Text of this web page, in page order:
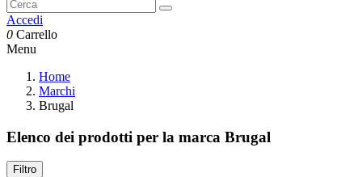
Accedi
0 Carrello
Menu
Home
Marchi
Brugal
Elenco dei prodotti per la marca Brugal
Filtro